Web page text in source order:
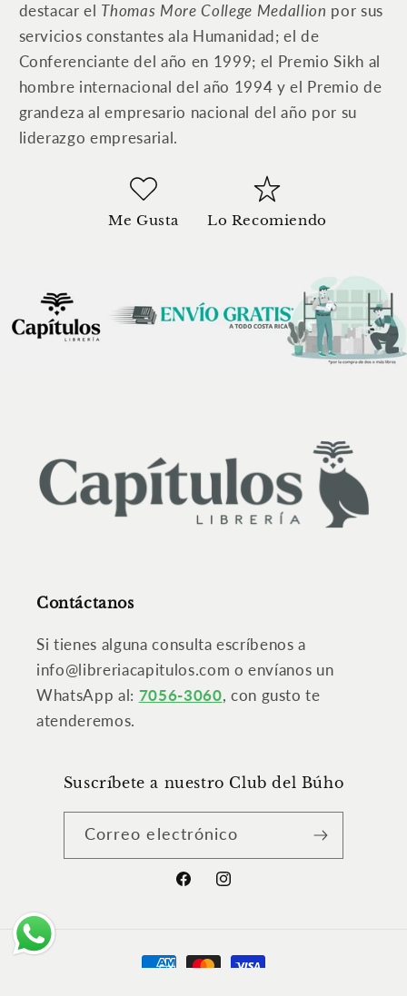
destacar el Thomas More College Medallion por sus
servicios constantes ala Humanidad; el de
Conferenciante del año en 1999; el Premio Sikh al
hombre internacional del año 1994 y el Premio de
grandeza al empresario nacional del año por su
liderazgo empresarial.
Me Gusta Lo Recomiendo
Contáctanos
Si tienes alguna consulta escríbenos a
info@libreriacapitulos.com o envíanos un
WhatsApp al: 7056-3060, con gusto te
atenderemos.
Suscríbete a nuestro Club del Búho
Correo electrónico
FacebookInstagram
Formas